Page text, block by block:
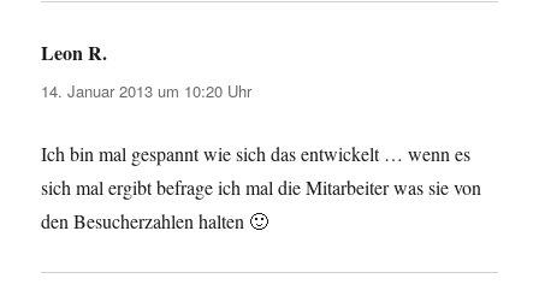
Leon R.
14. Januar 2013 um 10:20 Uhr
Ich bin mal gespannt wie sich das entwickelt … wenn es
sich mal ergibt befrage ich mal die Mitarbeiter was sie von
den Besucherzahlen halten 🙂